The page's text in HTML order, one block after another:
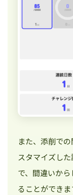
また、添削で
スタマイズし
で、間違いか
ることができま